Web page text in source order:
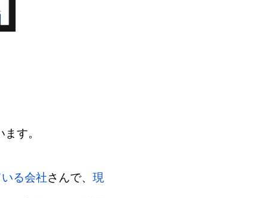
す。
る会社さんで、 現